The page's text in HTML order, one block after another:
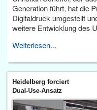
Generation führt, hat die
Digitaldruck umgestellt
weitere Entwicklung des
Weiterlesen...
Heidelberg forciert
Dual-Use-Ansatz